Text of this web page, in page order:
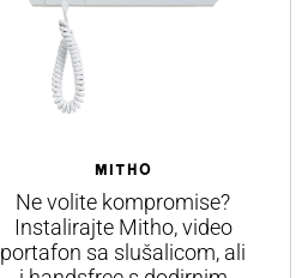
MITHO
Ne volite kompromise?
Instalirajte Mitho, video
portafon sa slušalicom, ali